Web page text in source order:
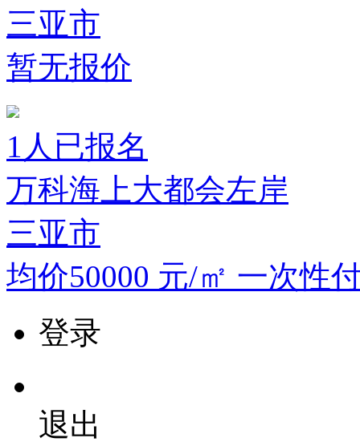
三亚市
暂无报价
1 人已报名
万科海上大都会左岸
三亚市
均价50000 元/㎡ 一次性
登录
退出